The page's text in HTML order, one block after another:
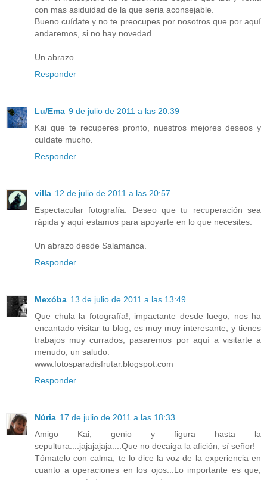
con mas asiduidad de la que seria aconsejable.
Bueno cuídate y no te preocupes por nosotros que por aquí
andaremos, si no hay novedad.
Un abrazo
Responder
Lu/Ema 9 de julio de 2011 a las 20:39
Kai que te recuperes pronto, nuestros mejores deseos y
cuídate mucho.
Responder
villa 12 de julio de 2011 a las 20:57
Espectacular fotografía. Deseo que tu recuperación sea
rápida y aquí estamos para apoyarte en lo que necesites.
Un abrazo desde Salamanca.
Responder
Mexóba 13 de julio de 2011 a las 13:49
Que chula la fotografía!, impactante desde luego, nos ha
encantado visitar tu blog, es muy muy interesante, y tienes
trabajos muy currados, pasaremos por aquí a visitarte a
menudo, un saludo.
www.fotosparadisfrutar.blogspot.com
Responder
Núria 17 de julio de 2011 a las 18:33
Amigo Kai, genio y figura hasta la
sepultura....jajajajaja....Que no decaiga la afición, sí señor!
Tómatelo con calma, te lo dice la voz de la experiencia en
cuanto a operaciones en los ojos...Lo importante es que,